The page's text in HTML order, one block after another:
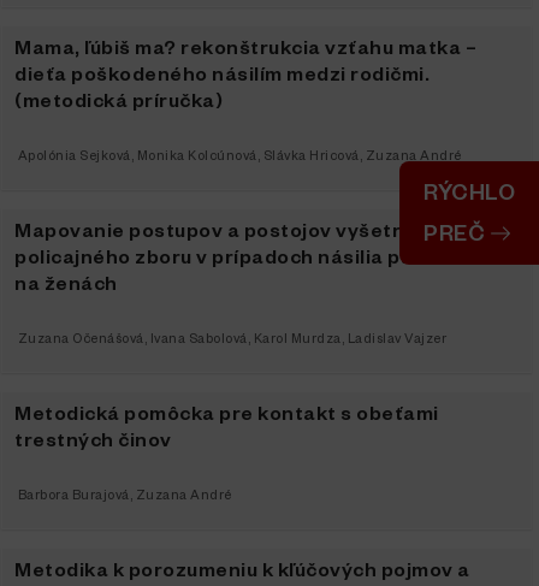
RÝCHLO
PREČ
Mama, ľúbiš ma? rekonštrukcia vzťahu matka –
dieťa poškodeného násilím medzi rodičmi.
(metodická príručka)
Apolónia Sejková, Monika Kolcúnová, Slávka Hricová, Zuzana André
Mapovanie postupov a postojov vyšetrovateľov
policajného zboru v prípadoch násilia páchaného
na ženách
Zuzana Očenášová, Ivana Sabolová, Karol Murdza, Ladislav Vajzer
Metodická pomôcka pre kontakt s obeťami
trestných činov
Barbora Burajová, Zuzana André
Metodika k porozumeniu k kľúčových pojmov a